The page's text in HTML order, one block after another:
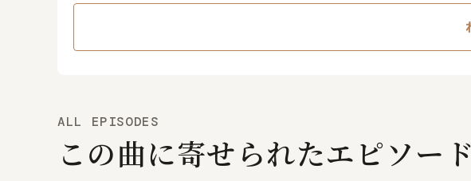
ALL EPISODES
この曲に寄せられたエピソード